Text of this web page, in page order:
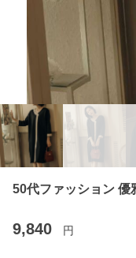
50代ファッション 優
9,840 円